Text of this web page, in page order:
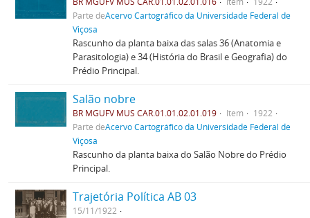
Parte deAcervo Cartográfico da Universidade Federal de
Viçosa
Rascunho da planta baixa das salas 36 (Anatomia e
Parasitologia) e 34 (História do Brasil e Geografia) do
Prédio Principal.
Salão nobre
BR MGUFV MUS CAR.01.01.02.01.019 Item
1922
Parte deAcervo Cartográfico da Universidade Federal de
Viçosa
Rascunho da planta baixa do Salão Nobre do Prédio
Principal.
Trajetória Política AB 03
15/11/1922